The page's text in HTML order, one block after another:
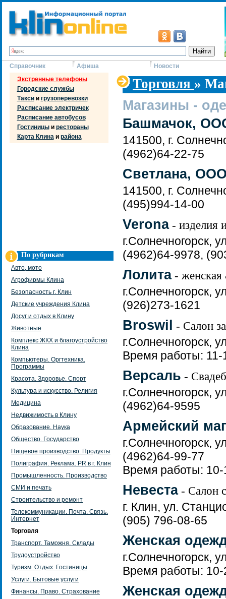
Справочник Афиша
Новости
Экстренные телефоны
Городские службы
Таксии грузоперевозки
Расписание электричек
Расписание автобусов
Гостиницыи рестораны
Карта Клинаи района
По рубрикам
Авто, мото
Агрофирмы Клина
Безопасность г. Клин
Детские учреждения Клина
Досуг и отдых в Клину
Животные
Комплекс ЖКХ и благоустройство
Клина
Компьютеры. Оргтехника.
Программы
Красота. Здоровье. Спорт
Культура и искусство. Религия
Медицина
Недвижимость в Клину
Образование. Наука
Общество. Государство
Пищевое производство. Продукты
Полиграфия. Реклама. PR в г. Клин
Промышленность. Производство
СМИ и печать
Строительство и ремонт
Телекоммуникации. Почта. Связь.
Интернет
Торговля
Транспорт. Таможня. Склады
Трудоустройство
Туризм. Отдых. Гостиницы
Услуги. Бытовые услуги
Финансы. Право. Страхование
Торговля »
Магазины -
Башмачок,
141500, г.
(4962)64-22-75
Светлана,
141500, г.
(495)994-14-00
Verona- изделия
г.Солнечногорск,
(4962)64-9978,
Лолита- женская
г.Солнечногорск,
(926)273-1621
Broswil - Салон
г.Солнечногорск,
Время работы:
Версаль -
г.Солнечногорск,
(4962)64-9595
Армейский
г.Солнечногорск,
(4962)64-99-77
Время работы:
Невеста- Салон
г. Клин, ул.
(905) 796-08-65
Женская
г.Солнечногорск,
Время работы: 10-
Женская